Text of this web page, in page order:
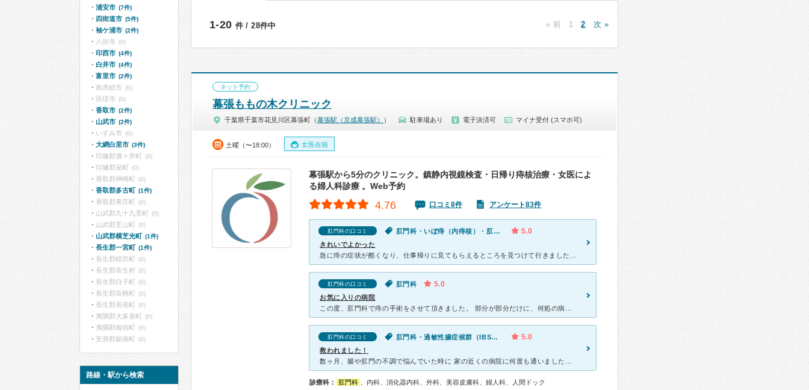
1-20 件 / 28件中 « 前 1 2 次 »
ネット予約
幕張ももの木クリニック
千葉県千葉市花見川区幕張町（幕張駅（京成幕張駅） ） 駐車場あり 電子決済可 マイナ受付 (スマホ可)
土曜（〜18:00） 女医在籍
幕張駅から5分のクリニック。鎮静内視鏡検査・日帰り痔核治療・女医によ
る婦人科診療 。Web予約
4.76 口コミ8件 アンケート83件
肛門科の口コミ 肛門科・いぼ痔（内痔核）・肛門が痛い・肛門から出血 5.0
きれいでよかった
肛門科の口コミ 肛門科 5.0
お気に入りの病院
肛門科の口コミ 肛門科・過敏性腸症候群（IBS）・肛門が痛い 5.0
救われました！
診療科： 肛門科
、内科、消化器内科、外科、美容皮膚科、婦人科、人間ドック
浦安市 (7件)
四街道市 (5件)
袖ケ浦市 (2件)
八街市 (0)
印西市 (4件)
白井市 (4件)
富里市 (2件)
南房総市 (0)
匝瑳市 (0)
香取市 (2件)
山武市 (2件)
いすみ市 (0)
大網白里市 (3件)
印旛郡酒々井町 (0)
印旛郡栄町 (0)
香取郡神崎町 (0)
香取郡多古町 (1件)
香取郡東庄町 (0)
山武郡九十九里町 (0)
山武郡芝山町 (0)
山武郡横芝光町 (1件)
長生郡一宮町 (1件)
長生郡睦沢町 (0)
長生郡長生村 (0)
長生郡白子町 (0)
長生郡長柄町 (0)
長生郡長南町 (0)
夷隅郡大多喜町 (0)
夷隅郡御宿町 (0)
安房郡鋸南町 (0)
路線・駅から検索